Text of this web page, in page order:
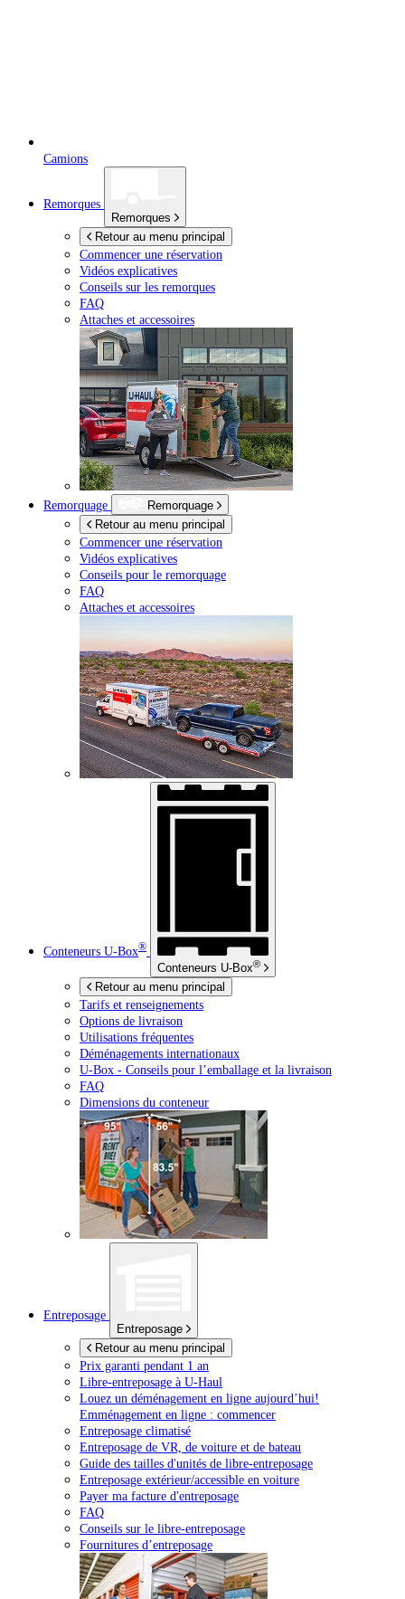
Camions
Remorques
Remorques
Retour au menu principal
Commencer une réservation
Vidéos explicatives
Conseils sur les remorques
FAQ
Attaches et accessoires
Remorquage
Remorquage
Retour au menu principal
Commencer une réservation
Vidéos explicatives
Conseils pour le remorquage
FAQ
Attaches et accessoires
Conteneurs U-Box®
Conteneurs U-Box®
Retour au menu principal
Tarifs et renseignements
Options de livraison
Utilisations fréquentes
Déménagements internationaux
U-Box - Conseils pour l’emballage et la livraison
FAQ
Dimensions du conteneur
Entreposage
Entreposage
Retour au menu principal
Prix garanti pendant 1 an
Libre-entreposage à U-Haul
Louez un déménagement en ligne aujourd’hui!
Emménagement en ligne : commencer
Entreposage climatisé
Entreposage de VR, de voiture et de bateau
Guide des tailles d'unités de libre-entreposage
Entreposage extérieur/accessible en voiture
Payer ma facture d'entreposage
FAQ
Conseils sur le libre-entreposage
Fournitures d’entreposage